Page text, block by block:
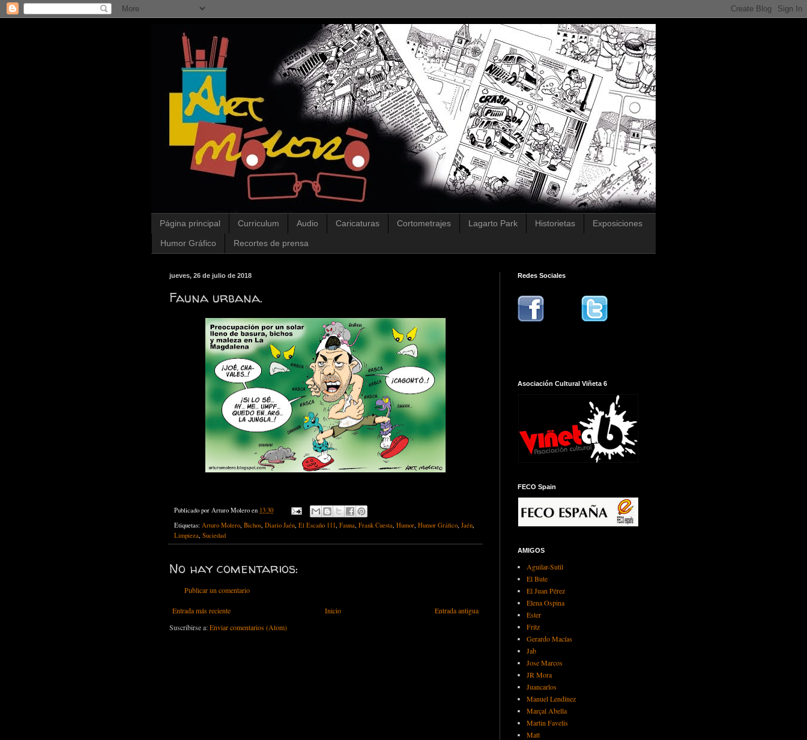
Página principal Curriculum Audio Caricaturas Cortometrajes Lagarto Park Historietas Exposiciones
Humor Gráfico Recortes de prensa
jueves, 26 de julio de 2018
Fauna urbana.
Publicado por Arturo Molero en 13:30
Etiquetas: Arturo Molero Bichos Diario Jaén El Escaño 111 Fauna Frank Cuesta Humor Humor Gráfico Jaén
Limpieza Suciedad
No hay comentarios:
Publicar un comentario
Entrada más reciente Entrada antigua
Inicio
Suscribirse a:Enviar comentarios (Atom)
Redes Sociales
Asociación Cultural Viñeta 6
FECO Spain
AMIGOS
Aguilar-Sutil
El Bute
El Juan Pérez
Elena Ospina
Ester
Fritz
Gerardo Macías
Jab
Jose Marcos
JR Mora
Juancarlos
Manuel Lendínez
Marçal Abella
Martin Favelis
Matt